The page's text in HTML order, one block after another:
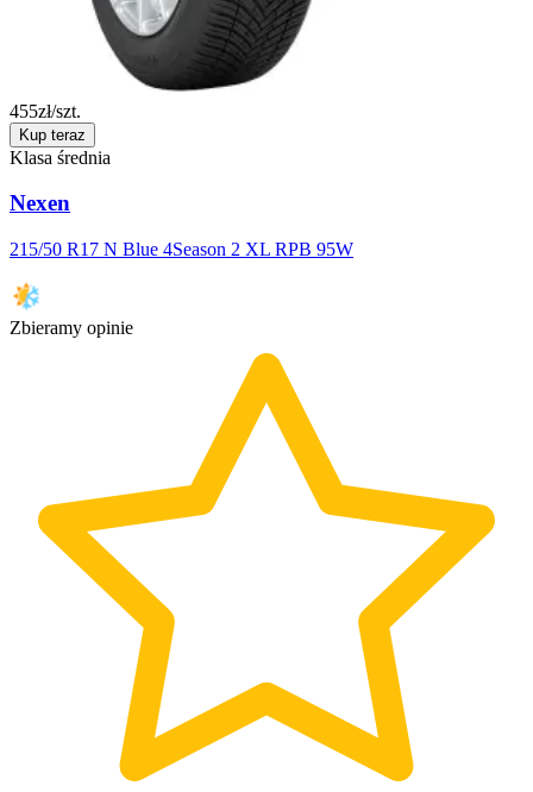
455zł/szt.
Kup teraz
Klasa średnia
Nexen
215/50 R17 N Blue 4Season 2 XL RPB 95W
Zbieramy opinie